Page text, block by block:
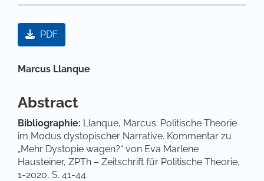
Artikel-Sidebar
PDF
Hauptsächlicher Artikelinhalt
Marcus Llanque
Abstract
Bibliographie: Llanque, Marcus: Politische Theorie
im Modus dystopischer Narrative. Kommentar zu
„Mehr Dystopie wagen?“ von Eva Marlene
Hausteiner, ZPTh – Zeitschrift für Politische Theorie,
1-2020, S. 41-44.